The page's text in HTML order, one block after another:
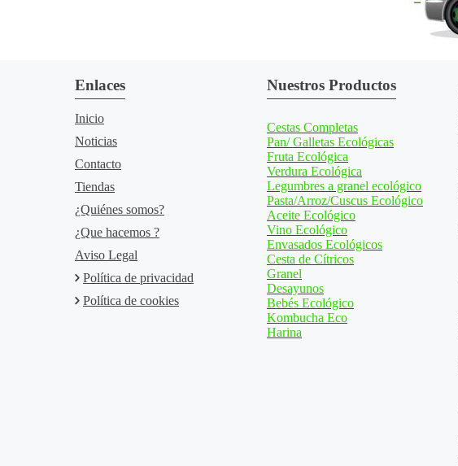
Enlaces
Inicio
Noticias
Contacto
Tiendas
¿Quiénes somos?
¿Que hacemos ?
Aviso Legal
Política de privacidad
Política de cookies
Nuestros Productos
Cestas Completas
Pan/ Galletas Ecológicas
Fruta Ecológica
Verdura Ecológica
Legumbres a granel ecológico
Pasta/Arroz/Cuscus Ecológico
Aceite Ecológico
Vino Ecológico
Envasados Ecológicos
Cesta de Cítricos
Granel
Desayunos
Bebés Ecológico
Kombucha Eco
Harina